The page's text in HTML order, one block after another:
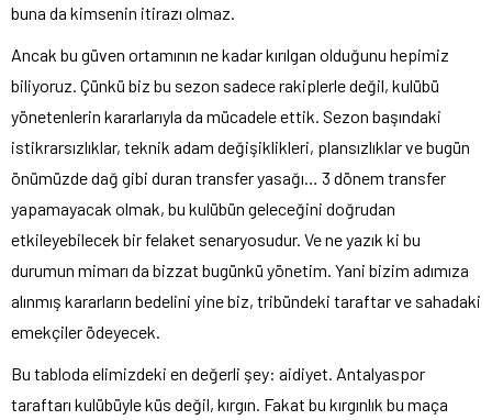
buna da kimsenin itirazı olmaz.
Ancak bu güven ortamının ne kadar kırılgan olduğunu hepimiz
biliyoruz. Çünkü biz bu sezon sadece rakiplerle değil, kulübü
yönetenlerin kararlarıyla da mücadele ettik. Sezon başındaki
istikrarsızlıklar, teknik adam değişiklikleri, plansızlıklar ve bugün
önümüzde dağ gibi duran transfer yasağı… 3 dönem transfer
yapamayacak olmak, bu kulübün geleceğini doğrudan
etkileyebilecek bir felaket senaryosudur. Ve ne yazık ki bu
durumun mimarı da bizzat bugünkü yönetim. Yani bizim adımıza
alınmış kararların bedelini yine biz, tribündeki taraftar ve sahadaki
emekçiler ödeyecek.
Bu tabloda elimizdeki en değerli şey: aidiyet. Antalyaspor
taraftarı kulübüyle küs değil, kırgın. Fakat bu kırgınlık bu maça